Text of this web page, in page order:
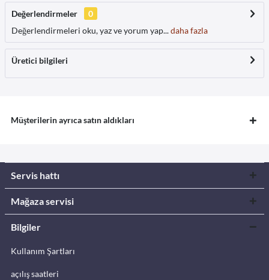
Değerlendirmeler
0
Değerlendirmeleri oku, yaz ve yorum yap...daha fazla
Üretici bilgileri
Müşterilerin ayrıca satın aldıkları
Servis hattı
Mağaza servisi
Bilgiler
Kullanım Şartları
açılış saatleri